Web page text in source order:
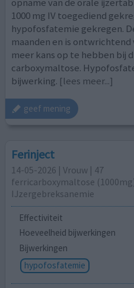
opname van de orale
1000 mg IV toegediend
hypofosfatemie gekregen.
maanden en is
meer kans op te hebben bij
carboxymaltose.
bijwerking. [lees meer...]
geef mening
Ferinject
14-05-2026 | Vrouw | 47
ferricarboxymaltose
IJzergebreksanemie
Effectiviteit
Hoeveelheid bijwerkingen
Bijwerkingen
hypofosfatemie